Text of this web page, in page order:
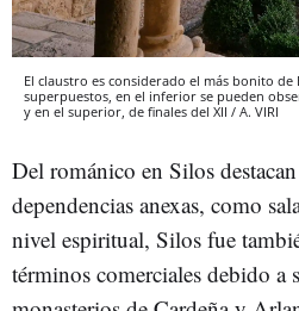
El claustro es considerado el más bonito de
superpuestos, en el inferior se pueden
y en el superior, de finales del XII / A. VIRI
Del románico en Silos
dependencias anexas, como
nivel espiritual, Silos fue
términos comerciales debido a